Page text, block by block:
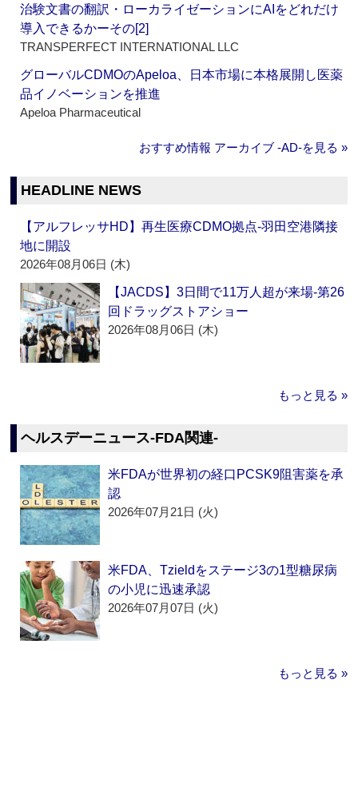
治験文書の翻訳・ローカライゼーションにAIをどれだけ
導入できるかーその[2]
TRANSPERFECT INTERNATIONAL LLC
グローバルCDMOのApeloa、日本市場に本格展開し医薬
品イノベーションを推進
Apeloa Pharmaceutical
おすすめ情報 アーカイブ ‐AD‐を見る »
HEADLINE NEWS
【アルフレッサHD】再生医療CDMO拠点‐羽田空港隣接
地に開設
2026年08月06日 (木)
【JACDS】3日間で11万人超が来場‐第26
回ドラッグストアショー
2026年08月06日 (木)
もっと見る »
ヘルスデーニュース‐FDA関連‐
米FDAが世界初の経口PCSK9阻害薬を承
認
2026年07月21日 (火)
米FDA、Tzieldをステージ3の1型糖尿病
の小児に迅速承認
2026年07月07日 (火)
もっと見る »